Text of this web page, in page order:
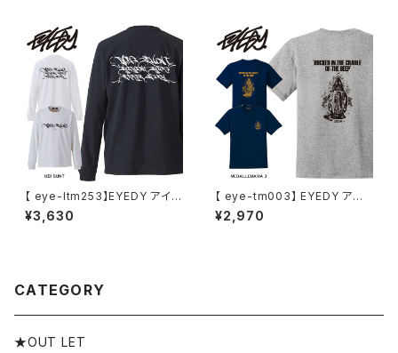
XXL
【 eye-ltm253】EYEDY アイデ
ィー 大きいサイズ メンズ ロング
Tシャツ UBI SUNT ロンT 長
¥3,630
【 eye-tm003】 EYEDY アイ
ディー 大きいサイズ メンズ Tシ
ャツ 半袖 Tシャツ XL XXL XX
¥2,970
CATEGORY
★OUT LET